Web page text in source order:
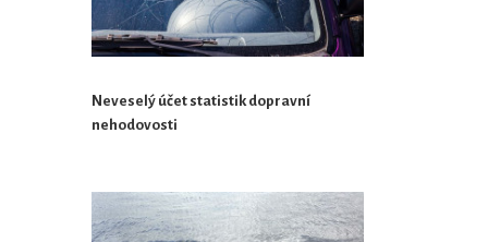
Neveselý účet statistik dopravní
nehodovosti